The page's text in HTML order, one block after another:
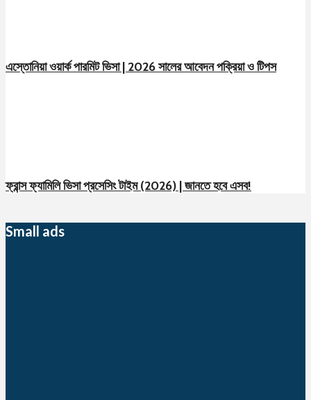
এস্তোনিয়া ওয়ার্ক পারমিট ভিসা | 2026 সালের আবেদন পক্রিয়া ও টিপস
ফ্রান্স ফ্যামিলি ভিসা প্রসেসিং টাইম (2026) | জানতে হবে এসব!
Small ads